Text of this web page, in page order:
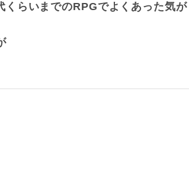
らいまでのRPGでよくあった気が